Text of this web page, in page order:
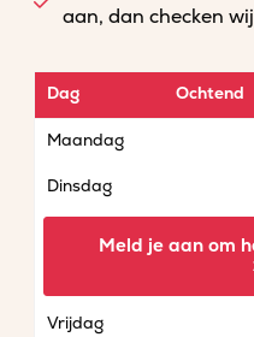
aan, dan checken
Dag Ochtend
Maandag
Dinsdag
Vrijdag
Meld je aan om